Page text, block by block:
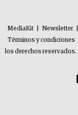
MediaKit Newsletter
Términos y condiciones
los derechos reservados.